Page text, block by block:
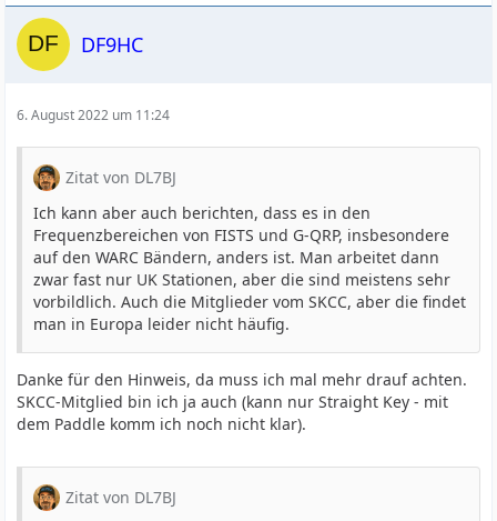
DF9HC
6. August 2022 um 11:24
Zitat von DL7BJ
Ich kann aber auch berichten, dass es in den
Frequenzbereichen von FISTS und G-QRP, insbesondere
auf den WARC Bändern, anders ist. Man arbeitet dann
zwar fast nur UK Stationen, aber die sind meistens sehr
vorbildlich. Auch die Mitglieder vom SKCC, aber die findet
man in Europa leider nicht häufig.
Danke für den Hinweis, da muss ich mal mehr drauf achten.
SKCC-Mitglied bin ich ja auch (kann nur Straight Key - mit
dem Paddle komm ich noch nicht klar).
Zitat von DL7BJ